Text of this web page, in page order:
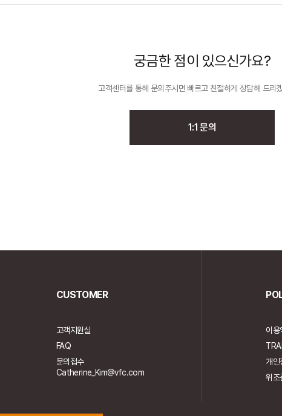
궁금한 점이 있으신가요?
고객센터를 통해 문의주시면 빠르고 친절하게 상담해 드리
1:1 문의
CUSTOMER
고객지원실
FAQ
문의접수
Catherine_Kim@vfc.com
이용
개인
위조